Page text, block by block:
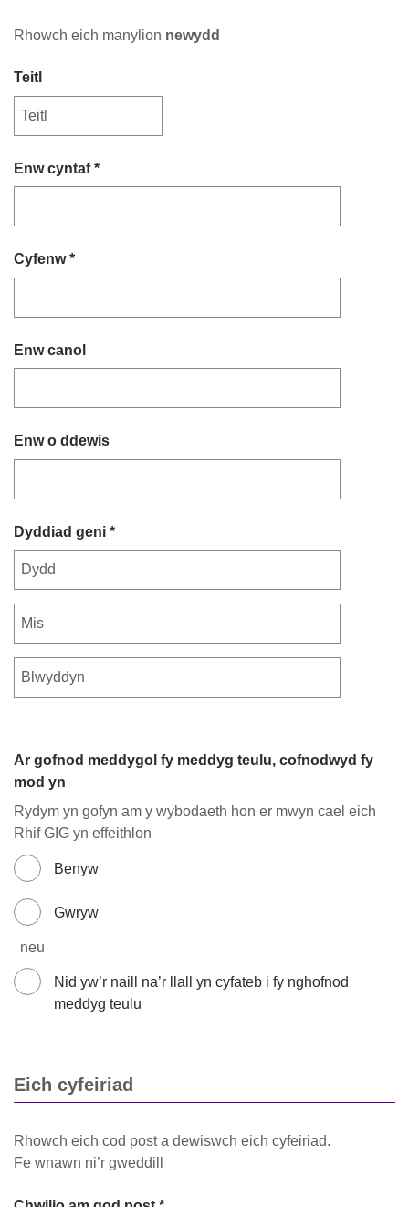
Rhowch eich manylion newydd
Teitl
Enw cyntaf *
Cyfenw *
Enw canol
Enw o ddewis
Dyddiad geni *
Ar gofnod meddygol fy meddyg teulu, cofnodwyd fy
mod yn
Rydym yn gofyn am y wybodaeth hon er mwyn cael eich
Rhif GIG yn effeithlon
Benyw
Gwryw
neu
Nid yw’r naill na’r llall yn cyfateb i fy nghofnod
meddyg teulu
Eich cyfeiriad
Rhowch eich cod post a dewiswch eich cyfeiriad.
Fe wnawn ni’r gweddill